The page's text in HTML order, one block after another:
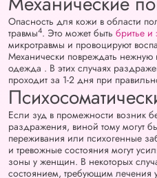
Опасность для кожи в области
травмы4. Это может быть бритье и
микротравмы и провоцируют
Механически повреждать нежную
одежда . В этих случаях
проходит за 1-2 дня при
Если зуд в промежности возник
раздражения, виной тому могут
переживания или психогенные
и тревожные состояния могут
зоны у женщин. В некоторых
состоянием, требующим лечения у